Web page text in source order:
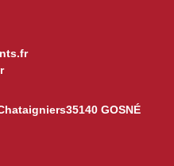
35140 GOSNÉ